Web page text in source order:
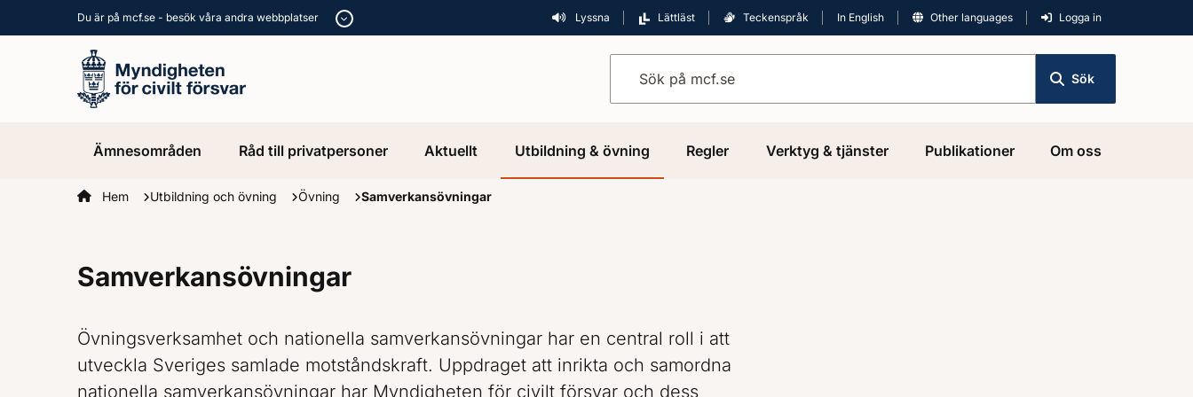
Du är på mcf.se - besök våra andra webbplatser Lyssna Lättläst Teckenspråk In English Other languages Logga in
Sök
Ämnesområden Råd till privatpersoner Aktuellt Utbildning & övning Regler Verktyg & tjänster Publikationer Om oss
Startsidan
Hem Utbildning och övning Övning Samverkansövningar
Samverkansövningar
Övningsverksamhet och nationella samverkansövningar har en central roll i att
utveckla Sveriges samlade motståndskraft. Uppdraget att inrikta och samordna
nationella samverkansövningar har Myndigheten för civilt försvar och dess